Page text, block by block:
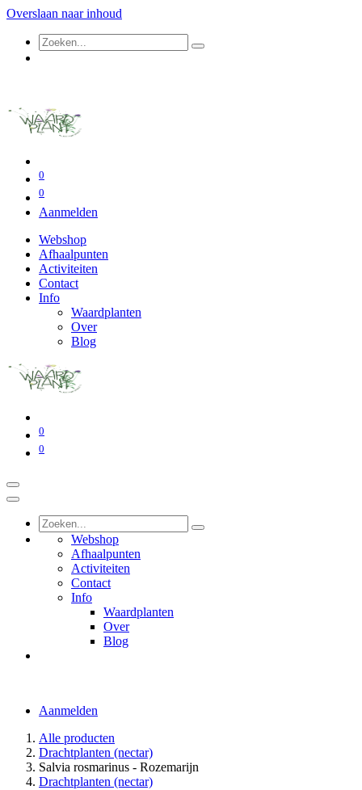
Overslaan naar inhoud
0
0
Aanmelden
Webshop
Afhaalpunten
Activiteiten
Contact
Info
Waardplanten
Over
Blog
0
0
Webshop
Afhaalpunten
Activiteiten
Contact
Info
Waardplanten
Over
Blog
Aanmelden
Alle producten
Drachtplanten (nectar)
Salvia rosmarinus - Rozemarijn
Drachtplanten (nectar)